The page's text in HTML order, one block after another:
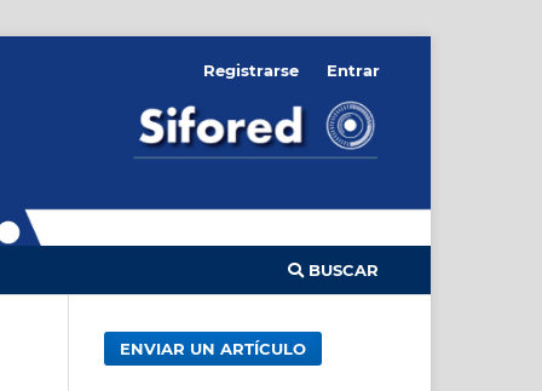
BUSCAR
Registrarse Entrar
ENVIAR UN ARTÍCULO